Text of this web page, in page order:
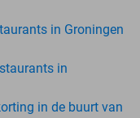
in Groningen
in
in de buurt van